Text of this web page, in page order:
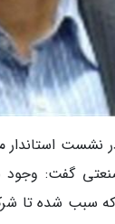
نشست
گفت:
که سبب شده تا